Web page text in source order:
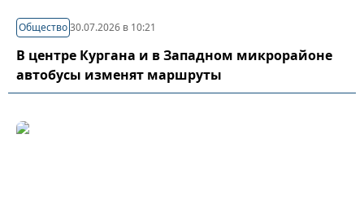
Общество30.07.2026 в 10:21
В центре Кургана и в Западном микрорайоне
автобусы изменят маршруты